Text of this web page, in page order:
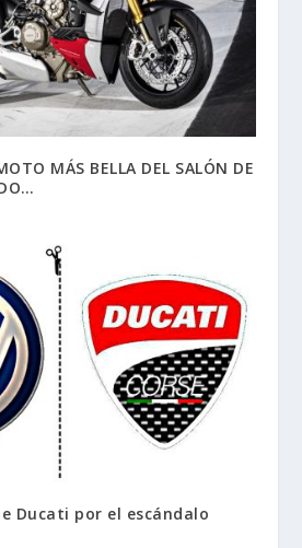
MÁS BELLA DEL SALÓN DE
Ducati por el escándalo